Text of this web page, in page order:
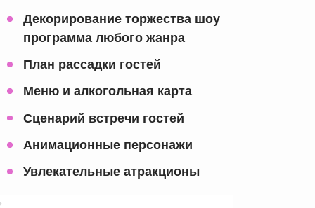
Декорирование торжества шоу
программа любого жанра
План рассадки гостей
Меню и алкогольная карта
Сценарий встречи гостей
Анимационные персонажи
Увлекательные атракционы